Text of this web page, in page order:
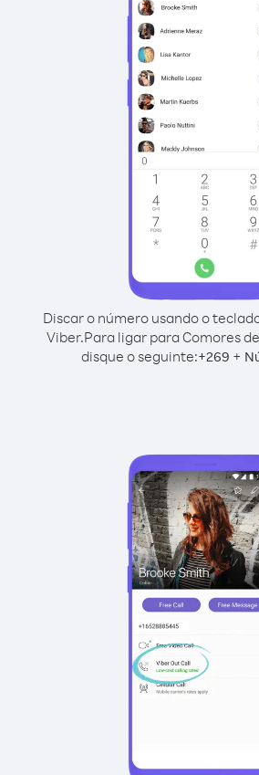
Discar o número usando o
Viber.Para ligar para Comores
disque o seguinte:+269 +